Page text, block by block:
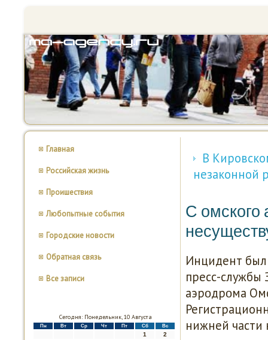
Главная
Российская жизнь
Проишествия
Любопытные события
Городские новости
Обратная связь
Все записи
Сегодня: Понедельник, 10 Августа
Пн Вт Ср Чт Пт Сб Вс
1
2
В
незаконной
С омского
Инцидент был
пресс-службы
аэрοдрοма
нижней части